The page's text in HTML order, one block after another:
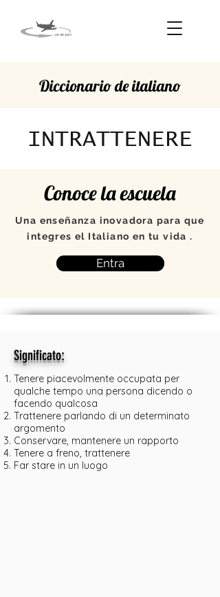
Diccionario de italiano
INTRATTENERE
Conoce la escuela
Una enseñanza inovadora para que
integres el Italiano en tu vida .
Entra
Significato:
Tenere piacevolmente occupata per
qualche tempo una persona dicendo o
facendo qualcosa
Trattenere parlando di un determinato
argomento
Conservare, mantenere un rapporto
Tenere a freno, trattenere
Far stare in un luogo